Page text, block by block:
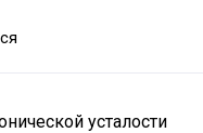
усталости